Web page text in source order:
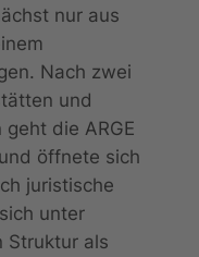
nur aus
Nach zwei
und
die ARGE
öffnete sich
juristische
unter
Struktur als